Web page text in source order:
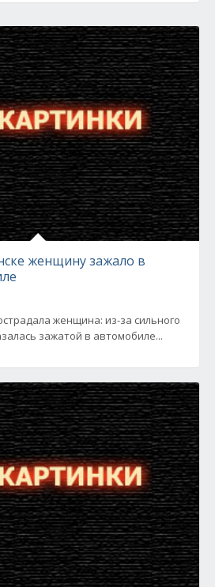
женщину зажало в
женщина: из-за сильного
зажатой в автомобиле...